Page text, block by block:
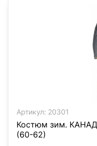
Артикул: 20301
Костюм зим.
(60-62)